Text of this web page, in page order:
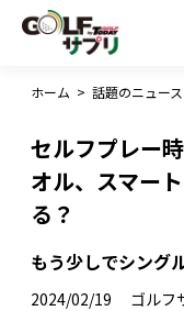
ホーム > 話題のニュース
セルフプレー
オル、スマー
る？
もう少しでシング
2024/02/19 ゴルフ